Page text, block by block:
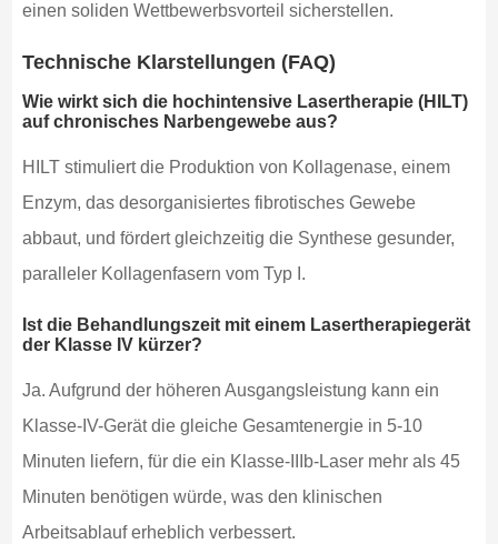
einen soliden Wettbewerbsvorteil sicherstellen.
Technische Klarstellungen (FAQ)
Wie wirkt sich die hochintensive Lasertherapie (HILT)
auf chronisches Narbengewebe aus?
HILT stimuliert die Produktion von Kollagenase, einem
Enzym, das desorganisiertes fibrotisches Gewebe
abbaut, und fördert gleichzeitig die Synthese gesunder,
paralleler Kollagenfasern vom Typ I.
Ist die Behandlungszeit mit einem Lasertherapiegerät
der Klasse IV kürzer?
Ja. Aufgrund der höheren Ausgangsleistung kann ein
Klasse-IV-Gerät die gleiche Gesamtenergie in 5-10
Minuten liefern, für die ein Klasse-IIIb-Laser mehr als 45
Minuten benötigen würde, was den klinischen
Arbeitsablauf erheblich verbessert.